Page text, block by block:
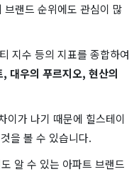
랜드 순위에도 관심이 많
지수 등의 지표를 종합하여
대우의 푸르지오, 현산의
이가 나기 때문에 힐스테이
을 볼 수 있습니다.
알 수 있는 아파트 브랜드